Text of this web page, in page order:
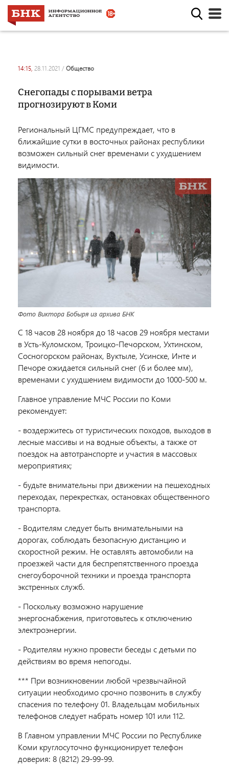
14:15, 28.11.2021 / общество
Снегопады с порывами ветра
прогнозируют в Коми
Региональный ЦГМС предупреждает, что в
ближайшие сутки в восточных районах республики
возможен сильный снег временами с ухудшением
видимости.
Фото Виктора Бобыря из архива БНК
С 18 часов 28 ноября до 18 часов 29 ноября местами
в Усть-Куломском, Троицко-Печорском, Ухтинском,
Сосногорском районах, Вуктыле, Усинске, Инте и
Печоре ожидается сильный снег (6 и более мм),
временами с ухудшением видимости до 1000-500 м.
Главное управление МЧС России по Коми
рекомендует:
- воздержитесь от туристических походов, выходов в
лесные массивы и на водные объекты, а также от
поездок на автотранспорте и участия в массовых
мероприятиях;
- будьте внимательны при движении на пешеходных
переходах, перекрестках, остановках общественного
транспорта.
- Водителям следует быть внимательными на
дорогах, соблюдать безопасную дистанцию и
скоростной режим. Не оставлять автомобили на
проезжей части для беспрепятственного проезда
снегоуборочной техники и проезда транспорта
экстренных служб.
- Поскольку возможно нарушение
энергоснабжения, приготовьтесь к отключению
электроэнергии.
- Родителям нужно провести беседы с детьми по
действиям во время непогоды.
*** При возникновении любой чрезвычайной
ситуации необходимо срочно позвонить в службу
спасения по телефону 01. Владельцам мобильных
телефонов следует набрать номер 101 или 112.
В Главном управлении МЧС России по Республике
Коми круглосуточно функционирует телефон
доверия: 8 (8212) 29-99-99.